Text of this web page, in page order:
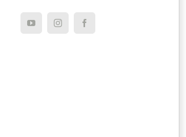
YouTubeInstagramFacebook